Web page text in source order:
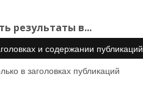
результаты в...
и содержании публикаций
в заголовках публикаций